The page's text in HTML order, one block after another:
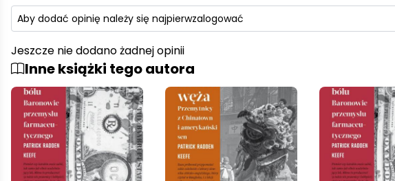
Aby dodać opinię należy się najpierwzalogować
Jeszcze nie dodano żadnej opinii
Inne książki tego autora